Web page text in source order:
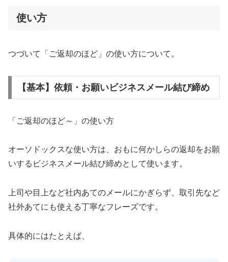
使い方
つづいて「ご返却のほど」の使い方について。
【基本】依頼・お願いビジネスメール結び締め
「ご返却のほど～」の使い方
オーソドックスな使い方は、おもに何かしらの返却をお願
いするビジネスメール結び締めとして使います。
上司や目上など社内あてのメールにかぎらず、取引先など
社外あてにも使える丁寧なフレーズです。
具体的にはたとえば、